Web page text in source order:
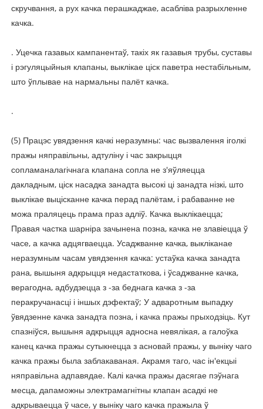
скручвання, а рух качка перашкаджае, асабліва разрыхленне
качка.
. Уцечка газавых кампанентаў, такіх як газавыя трубы, суставы
і рэгуляцыйныя клапаны, выклікае ціск паветра нестабільным,
што ўплывае на нармальны палёт качка.
.
(5) Працэс увядзення качкі неразумны: час вызвалення іголкі
пражы няправільны, адтуліну і час закрыцця
сопламаналагічнага клапана сопла не з'яўляецца
дакладным, ціск насадка занадта высокі ці занадта нізкі, што
выклікае выцісканне качка перад палётам, і рабаванне не
можа праляцець прама праз адліў. Качка выклікаецца;
Правая частка шарніра зачынена позна, качка не злавіецца ў
часе, а качка адцягваецца. Усаджванне качка, выкліканае
неразумным часам увядзення качка: устаўка качка занадта
рана, вышыня адкрыцця недастаткова, і ўсаджванне качка,
верагодна, адбудзецца з -за беднага качка з -за
перакручанасці і іншых дэфектаў; У адваротным выпадку
ўвядзенне качка занадта позна, і качка пражы прыходзіць. Кут
спазніўся, вышыня адкрыцця адносна невялікая, а галоўка
канец качка пражы сутыкнецца з асновай пражы, у выніку чаго
качка пражы была заблакаваная. Акрамя таго, час ін'екцыі
няправільна адпавядае. Калі качка пражы дасягае пэўнага
месца, дапаможны электрамагнітны клапан асадкі не
адкрываецца ў часе, у выніку чаго качка пражыла ў